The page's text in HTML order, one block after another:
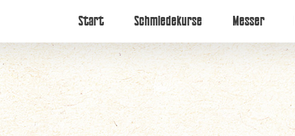
Start Schmiedekurse Messer